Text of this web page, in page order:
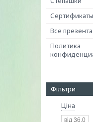
Все
Политика
Фільтри
Ціна